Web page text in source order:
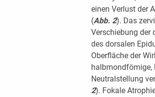
einen Verlust der
(Abb. 2). Das
Verschiebung der
des dorsalen
Oberfläche der
halbmondfömige,
Neutralstellung
2). Fokale